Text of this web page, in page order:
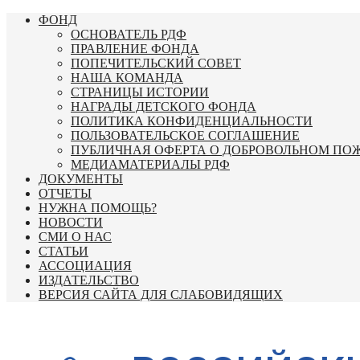
Перейти
содержимому
ФОНД
ОСНОВАТЕЛЬ РДФ
ПРАВЛЕНИЕ ФОНДА
ПОПЕЧИТЕЛЬСКИЙ СОВЕТ
НАША КОМАНДА
СТРАНИЦЫ ИСТОРИИ
НАГРАДЫ ДЕТСКОГО ФОНДА
ПОЛИТИКА КОНФИДЕНЦИАЛЬНОСТИ
ПОЛЬЗОВАТЕЛЬСКОЕ СОГЛАШЕНИЕ
ПУБЛИЧНАЯ ОФЕРТА О ДОБРОВОЛЬНОМ
МЕДИАМАТЕРИАЛЫ РДФ
ДОКУМЕНТЫ
ОТЧЕТЫ
НУЖНА ПОМОЩЬ?
НОВОСТИ
СМИ О НАС
СТАТЬИ
АССОЦИАЦИЯ
ИЗДАТЕЛЬСТВО
ВЕРСИЯ САЙТА ДЛЯ СЛАБОВИДЯЩИХ